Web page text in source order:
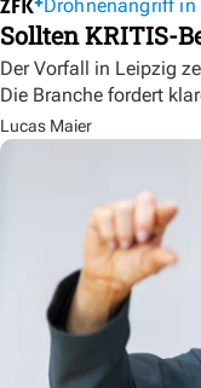
Drohnenangriff in
Sollten KRITIS-
Der Vorfall in Leipzig
Die Branche fordert
Lucas Maier